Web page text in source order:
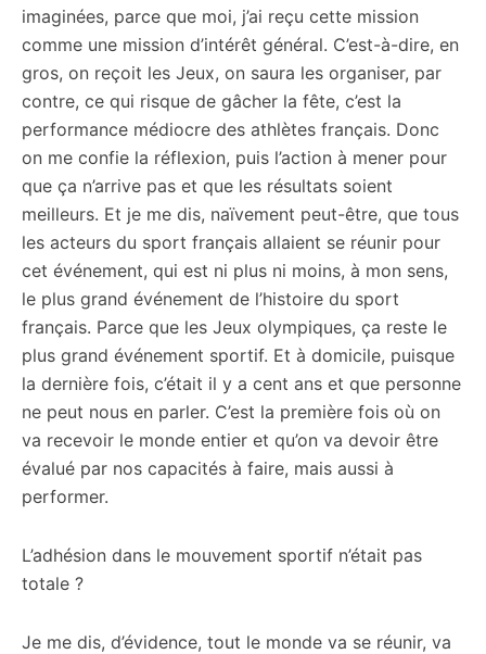
imaginées, parce que moi, j’ai reçu cette mission
comme une mission d’intérêt général. C’est-à-dire, en
gros, on reçoit les Jeux, on saura les organiser, par
contre, ce qui risque de gâcher la fête, c’est la
performance médiocre des athlètes français. Donc
on me confie la réflexion, puis l’action à mener pour
que ça n’arrive pas et que les résultats soient
meilleurs. Et je me dis, naïvement peut-être, que tous
les acteurs du sport français allaient se réunir pour
cet événement, qui est ni plus ni moins, à mon sens,
le plus grand événement de l’histoire du sport
français. Parce que les Jeux olympiques, ça reste le
plus grand événement sportif. Et à domicile, puisque
la dernière fois, c’était il y a cent ans et que personne
ne peut nous en parler. C’est la première fois où on
va recevoir le monde entier et qu’on va devoir être
évalué par nos capacités à faire, mais aussi à
performer.
L’adhésion dans le mouvement sportif n’était pas
totale ?
Je me dis, d’évidence, tout le monde va se réunir, va